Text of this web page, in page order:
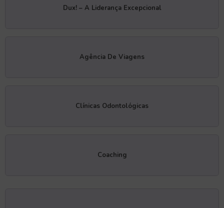
Dux! – A Liderança Excepcional
Agência De Viagens
Clínicas Odontológicas
Coaching